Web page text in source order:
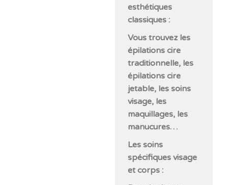
esthétiques
classiques :
Vous trouvez les
épilations cire
traditionnelle, les
épilations cire
jetable, les soins
visage, les
maquillages, les
manucures…
Les soins
spécifiques visage
et corps :